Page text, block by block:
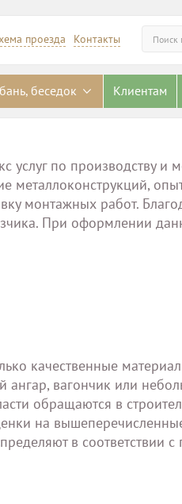
проезда Контакты
беседок Клиентам
услуг по производству и
металлоконструкций,
монтажных работ.
При оформлении
качественные
ангар, вагончик или
обращаются в
на
в соответствии с